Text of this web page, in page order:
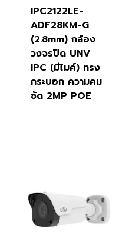
IPC2122LE-
ADF28KM-G
(2.8mm) กล้อง
วงจรปิด UNV
IPC (มีไมค์) ทรง
กระบอก ความคม
ชัด 2MP POE